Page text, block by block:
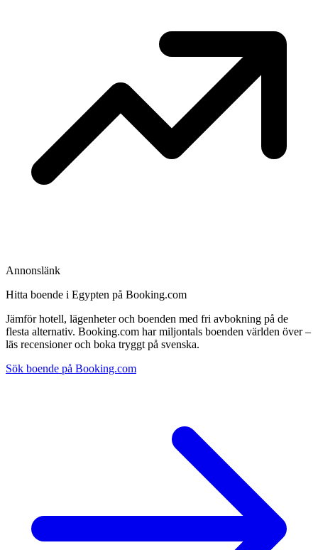
Annonslänk
Hitta boende i Egypten på Booking.com
Jämför hotell, lägenheter och boenden med fri avbokning på de
flesta alternativ. Booking.com har miljontals boenden världen över –
läs recensioner och boka tryggt på svenska.
Sök boende på Booking.com